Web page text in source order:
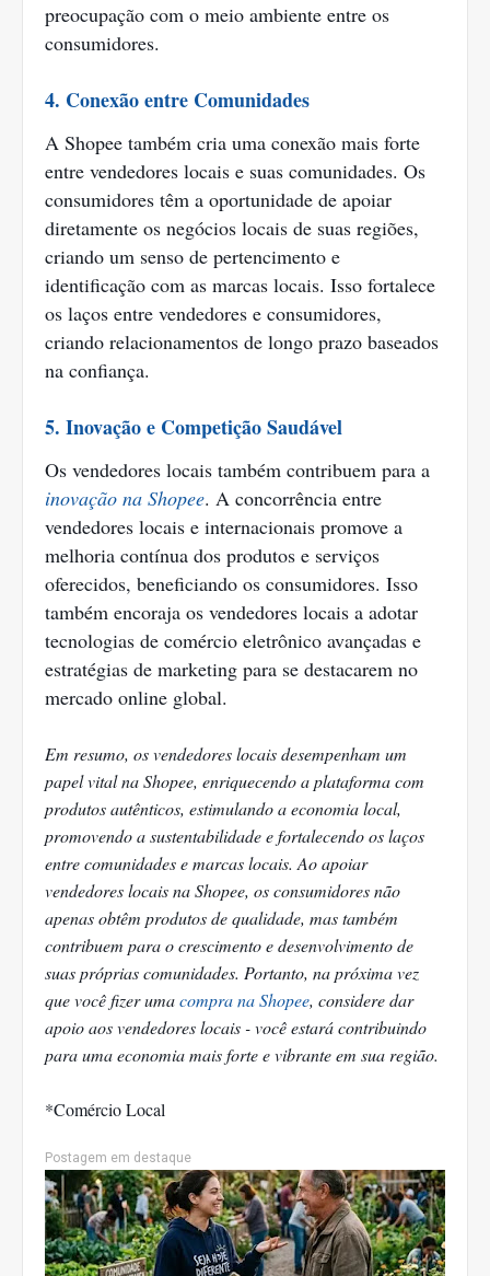
preocupação com o meio ambiente entre os
consumidores.
4. Conexão entre Comunidades
A Shopee também cria uma conexão mais forte
entre vendedores locais e suas comunidades. Os
consumidores têm a oportunidade de apoiar
diretamente os negócios locais de suas regiões,
criando um senso de pertencimento e
identificação com as marcas locais. Isso fortalece
os laços entre vendedores e consumidores,
criando relacionamentos de longo prazo baseados
na confiança.
5. Inovação e Competição Saudável
Os vendedores locais também contribuem para a
inovação na Shopee. A concorrência entre
vendedores locais e internacionais promove a
melhoria contínua dos produtos e serviços
oferecidos, beneficiando os consumidores. Isso
também encoraja os vendedores locais a adotar
tecnologias de comércio eletrônico avançadas e
estratégias de marketing para se destacarem no
mercado online global.
Em resumo, os vendedores locais desempenham um
papel vital na Shopee, enriquecendo a plataforma com
produtos autênticos, estimulando a economia local,
promovendo a sustentabilidade e fortalecendo os laços
entre comunidades e marcas locais. Ao apoiar
vendedores locais na Shopee, os consumidores não
apenas obtêm produtos de qualidade, mas também
contribuem para o crescimento e desenvolvimento de
suas próprias comunidades. Portanto, na próxima vez
que você fizer umacompra na Shopee, considere dar
apoio aos vendedores locais - você estará contribuindo
para uma economia mais forte e vibrante em sua região.
*Comércio Local
Postagem em destaque